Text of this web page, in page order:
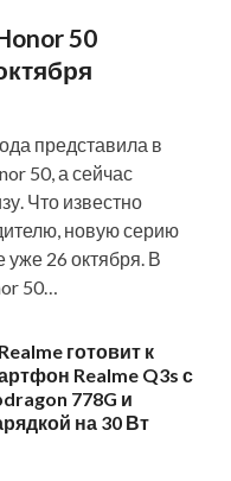
50
представила в
50, а сейчас
Что известно
новую серию
уже 26 октября. В
50…
готовит к
Realme Q3s с
778G и
на 30 Вт